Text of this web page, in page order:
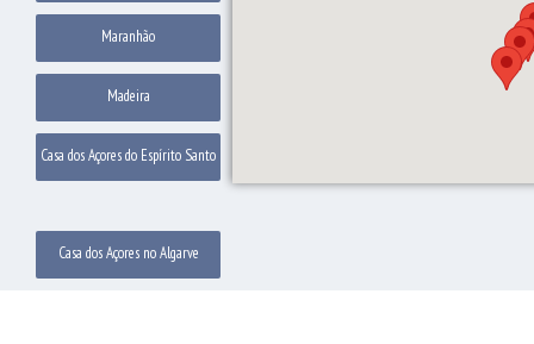
Maranhão
Madeira
Casa dos Açores do Espírito Santo
Casa dos Açores no Algarve